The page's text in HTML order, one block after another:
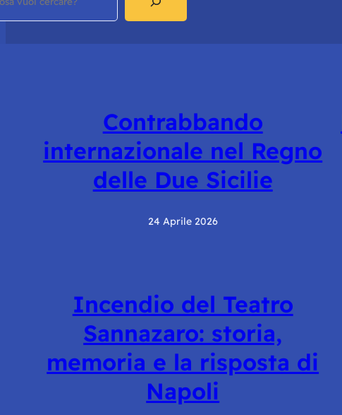
Contrabbando
internazionale nel Regno
delle Due Sicilie
24 Aprile 2026
Incendio del Teatro
Sannazaro: storia,
memoria e la risposta di
Napoli